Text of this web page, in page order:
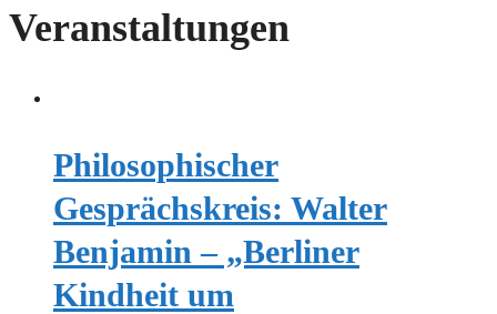
Veranstaltungen
Philosophischer
Gesprächskreis: Walter
Benjamin – „Berliner
Kindheit um